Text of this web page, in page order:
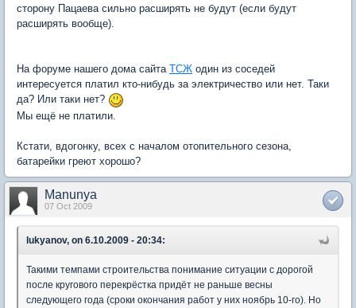
сторону Пацаева сильно расширять не будут (если будут
расширять вообще).
На форуме нашего дома сайта ТСЖ один из соседей
интересуется платил кто-нибудь за электричество или нет. Таки
да? Или таки нет?
Мы ещё не платили.
Кстати, вдогонку, всех с началом отопительного сезона,
батарейки греют хорошо?
Manunya
07 Oct 2009
lukyanov, on 6.10.2009 - 20:34:
Такими темпами строительства понимание ситуации с дорогой
после кругового перекрёстка придёт не раньше весны
следующего года (сроки окончания работ у них ноябрь 10-го). Но